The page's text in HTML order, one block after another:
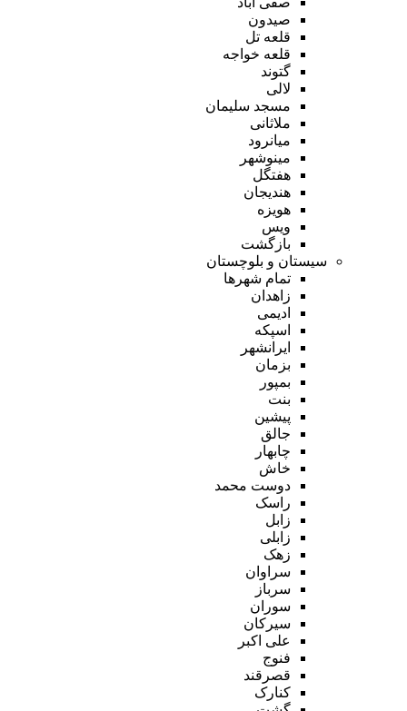
صیدون
قلعه تل
قلعه خواجه
گتوند
لالی
مسجد سلیمان
ملاثانی
میانرود
مینوشهر
هفتگل
هندیجان
هویزه
ویس
بازگشت
سیستان و بلوچستان
تمام شهر‌ها
زاهدان
ادیمی
اسپکه
ایرانشهر
بزمان
بمپور
بنت
پیشین
جالق
چابهار
خاش
دوست محمد
راسک
زابل
زابلی
زهک
سراوان
سرباز
سوران
سیرکان
علی اکبر
فنوج
قصرقند
کنارک